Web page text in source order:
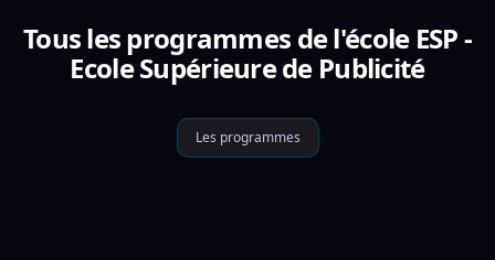
Tous les programmes de l'école ESP -
Ecole Supérieure de Publicité
Les programmes